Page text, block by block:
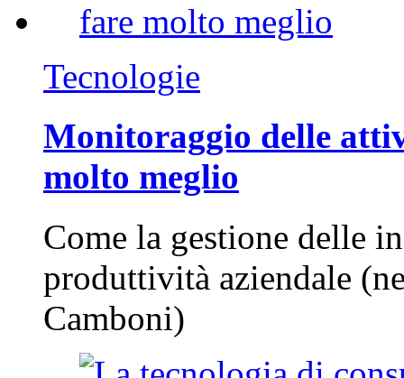
Tecnologie
Monitoraggio delle
molto meglio
Come la gestione delle
produttività aziendale
Camboni)